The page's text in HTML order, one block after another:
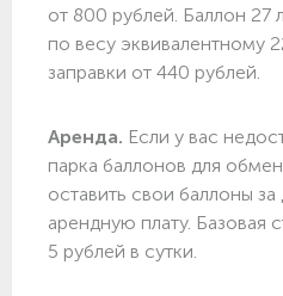
от 800 рублей. Баллон 27
по весу эквивалентному
заправки от 440 рублей.
Аренда. Если у вас
парка баллонов для
оставить свои баллоны
арендную плату. Базовая
5 рублей в сутки.